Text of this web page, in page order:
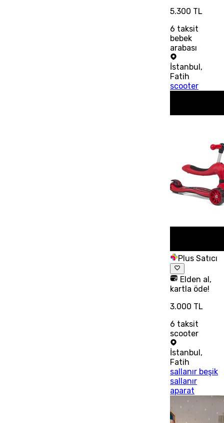
5.300 TL
6 taksit
bebek
arabası
İstanbul,
Fatih
scooter
Plus Satıcı
Elden al,
kartla öde!
3.000 TL
6 taksit
scooter
İstanbul,
Fatih
sallanır beşik
sallanır
aparat